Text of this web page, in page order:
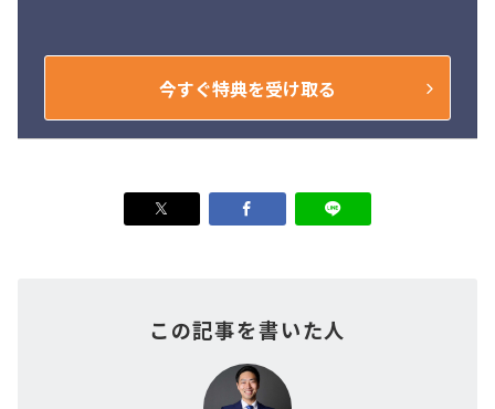
今すぐ特典を受け取る
この記事を書いた人